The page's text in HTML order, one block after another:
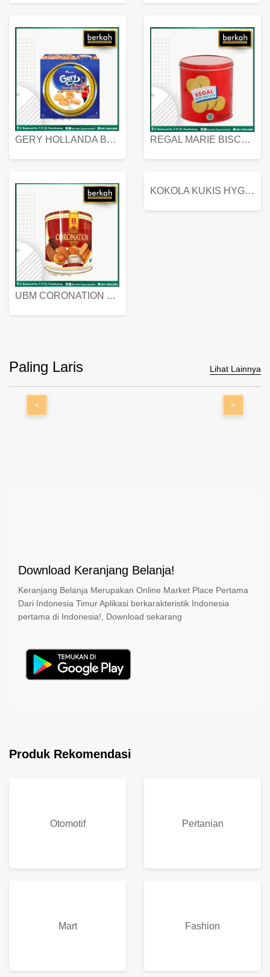
GERY HOLLANDA BUTTER COOKIES 450 GRAM REGAL MARIE BISCUIT KALENG 550 GRAM
UBM CORONATION ASSORTED BISKUIT KALENG 450 GRAM
KOKOLA KUKIS HYGIENIC MILK VANILLA PACK 320 GR
Paling Laris Lihat Lainnya
< >
Download Keranjang Belanja!
Keranjang Belanja Merupakan Online Market Place Pertama
Dari Indonesia Timur Aplikasi berkarakteristik Indonesia
pertama di Indonesia!, Download sekarang
Produk Rekomendasi
Otomotif Pertanian
Mart Fashion